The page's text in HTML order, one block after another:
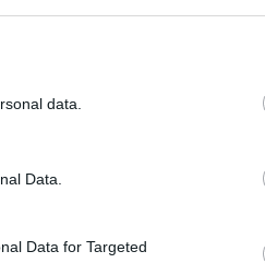
data.
Data.
Data for Targeted
falában, a Tabáni
ma is látható
klarissza kolostor
A kiállítóterem
anyagok élesen